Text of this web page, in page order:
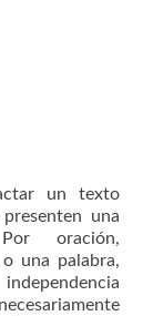
un texto
una
oración,
una palabra,